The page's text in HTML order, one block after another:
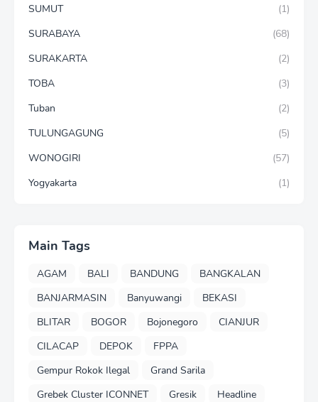
SUMUT
(1)
SURABAYA
(68)
SURAKARTA
(2)
TOBA
(3)
Tuban
(2)
TULUNGAGUNG
(5)
WONOGIRI
(57)
Yogyakarta
(1)
Main Tags
AGAM BALI BANDUNG
BANGKALAN
BANJARMASIN
Banyuwangi
BEKASI
BLITAR
BOGOR Bojonegoro
CIANJUR
CILACAP
DEPOK
FPPA
Gempur Rokok Ilegal
Grand Sarila
Grebek Cluster ICONNET
Gresik
Headline